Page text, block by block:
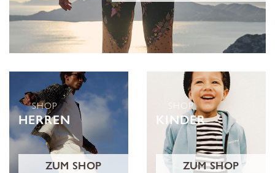
SHOP
HERREN
ZUM SHOP
SHOP
KINDER
ZUM SHOP